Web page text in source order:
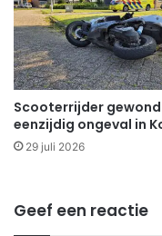
Scooterrijder
eenzijdig ongeval in
29 juli 2026
Geef een reactie